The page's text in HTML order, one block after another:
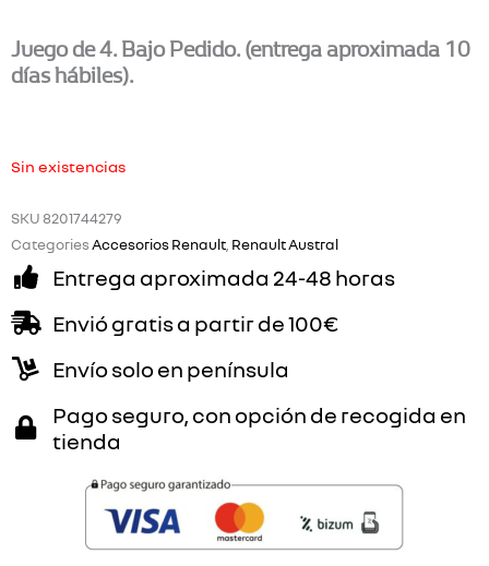
Juego de 4. Bajo Pedido. (entrega aproximada 10
días hábiles).
Sin existencias
SKU8201744279
CategoriesAccesorios Renault, Renault Austral
Entrega aproximada 24-48 horas
Envió gratis a partir de 100€
Envío solo en península
Pago seguro, con opción de recogida en
tienda